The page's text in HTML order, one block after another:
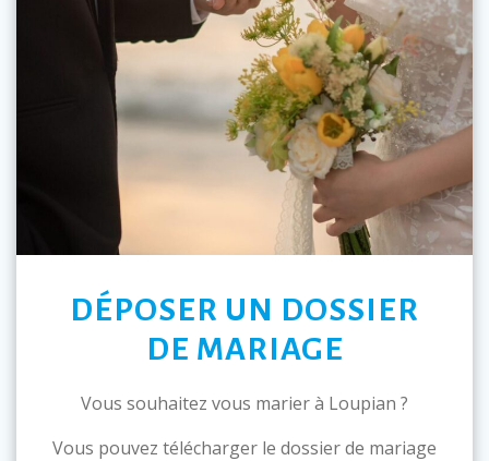
DÉPOSER UN DOSSIER
DE MARIAGE
Vous souhaitez vous marier à Loupian ?
Vous pouvez télécharger le dossier de mariage